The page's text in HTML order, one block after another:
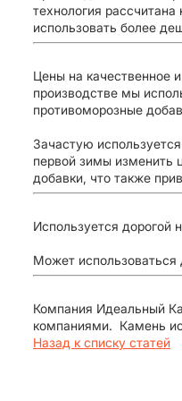
технология
использовать более
Цены на качественное
производстве мы
противоморозные
Зачастую
первой зимы изменить
добавки, что также
Используется дорогой
Может использоваться
Компания Идеальный
компаниями. Камень
Назад к списку статей